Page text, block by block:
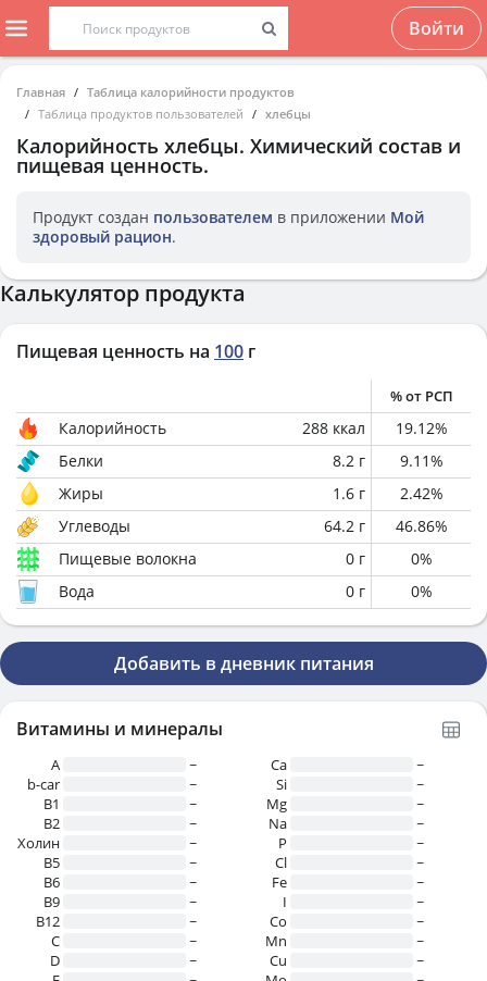
Войти
Главная
Таблица калорийности продуктов
Таблица продуктов пользователей
хлебцы
Калорийность хлебцы. Химический состав и
пищевая ценность.
Продукт создан пользователем в приложении Мой
здоровый рацион.
Калькулятор продукта
Пищевая ценность на 100 г
% от РСП
Калорийность 288 ккал 19.12%
Белки
8.2 г 9.11%
Жиры
1.6 г 2.42%
Углеводы
64.2 г 46.86%
Пищевые волокна
0 г 0%
Вода
0 г 0%
Добавить в дневник питания
Витамины и минералы
A
~
b-car
~
В1
~
B2
~
Холин
~
B5
~
B6
~
B9
~
B12
~
C
~
D
~
Ca
~
Si
~
Mg
~
Na
~
P
~
Cl
~
Fe
~
I
~
Co
~
Mn
~
Cu
~